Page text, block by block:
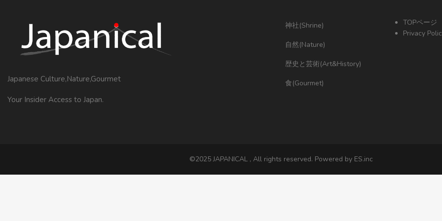
Japanese Culture,Nature,Gourmet
Your Insider Access to Japan.
神社(Shrine)
自然(Nature)
歴史と芸術(Art&History)
食(Gourmet)
TOPページ
Privacy
©2025 JAPANICAL , All rights reserved. Powered by ES.inc